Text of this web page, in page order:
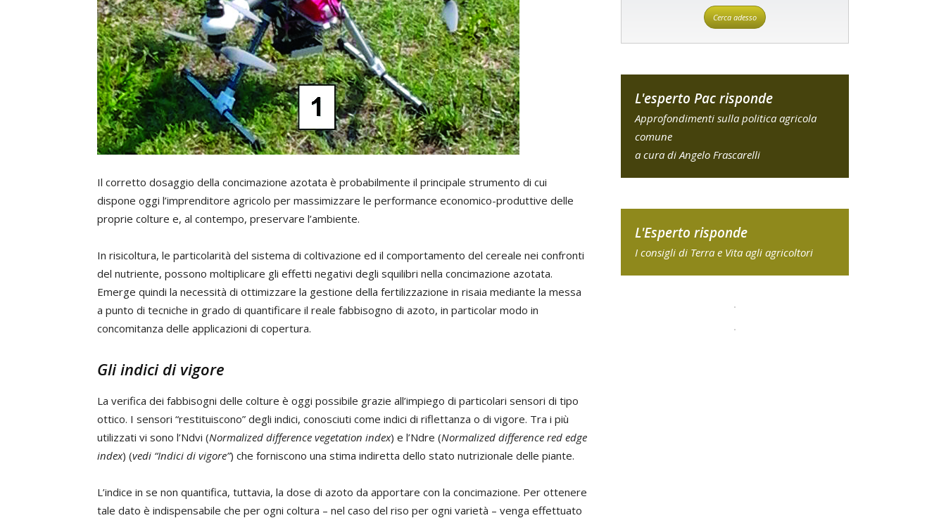
Il corretto dosaggio della concimazione azotata è probabilmente il principale strumento di cui
dispone oggi l’imprenditore agricolo per massimizzare le performance economico-produttive delle
proprie colture e, al contempo, preservare l’ambiente.
In risicoltura, le particolarità del sistema di coltivazione ed il comportamento del cereale nei confronti
del nutriente, possono moltiplicare gli effetti negativi degli squilibri nella concimazione azotata.
Emerge quindi la necessità di ottimizzare la gestione della fertilizzazione in risaia mediante la messa
a punto di tecniche in grado di quantificare il reale fabbisogno di azoto, in particolar modo in
concomitanza delle applicazioni di copertura.
Gli indici di vigore
La verifica dei fabbisogni delle colture è oggi possibile grazie all’impiego di particolari sensori di tipo
ottico. I sensori “restituiscono” degli indici, conosciuti come indici di riflettanza o di vigore. Tra i più
utilizzati vi sono l’Ndvi (Normalized difference vegetation index) e l’Ndre (Normalized difference red edge
index) (vedi “Indici di vigore”) che forniscono una stima indiretta dello stato nutrizionale delle piante.
L’indice in se non quantifica, tuttavia, la dose di azoto da apportare con la concimazione. Per ottenere
tale dato è indispensabile che per ogni coltura – nel caso del riso per ogni varietà – venga effettuato
Cerca adesso
L'esperto Pac risponde
Approfondimenti sulla politica agricola
comune
a cura di Angelo Frascarelli
L'Esperto risponde
I consigli di Terra e Vita agli agricoltori